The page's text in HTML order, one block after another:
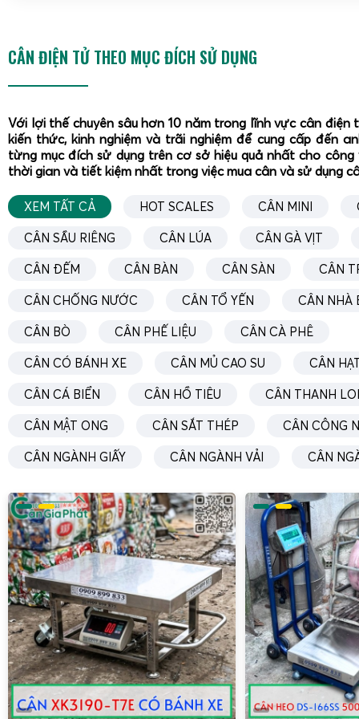
có thể đáp ứng đa dạng nhu cầu: từ cân từng trái sầu
sầu riêng tách múi, đến cân thùng carton thành phẩm
Độ chia nhỏ giúp kiểm soát chính xác trọng lượng, hạn
Chức năng hỗ trợ tối ưu cho quy trình cân sầu riêng
Để phù hợp với đặc thù sản xuất sầu riêng, DS-166SS
năng hữu ích:
Chức năng trừ bì (Tare): trừ trọng lượng khay inox,
CÂN ĐIỆN TỬ THEO MỤC ĐÍCH SỬ DỤNG
Với lợi thế chuyên sâu hơn 10 năm trong lĩnh vực cân điện
kiến thức, kinh nghiệm và trãi nghiệm để cung cấp đến
từng mục đích sử dụng trên cơ sở hiệu quả nhất cho
thời gian và tiết kiệm nhất trong việc mua cân và sử dụng
XEM TẤT CẢ HOT SCALES CÂN MINI
CÂN SẦU RIÊNG CÂN LÚA CÂN GÀ VỊT
CÂN ĐẾM CÂN BÀN CÂN SÀN CÂN
CÂN CHỐNG NƯỚC CÂN TỔ YẾN CÂN NHÀ
CÂN BÒ CÂN PHẾ LIỆU CÂN CÀ PHÊ
CÂN CÓ BÁNH XE CÂN MỦ CAO SU CÂN
CÂN CÁ BIỂN CÂN HỒ TIÊU CÂN THANH
CÂN MẬT ONG CÂN SẮT THÉP CÂN CÔNG
CÂN NGÀNH GIẤY CÂN NGÀNH VẢI CÂN